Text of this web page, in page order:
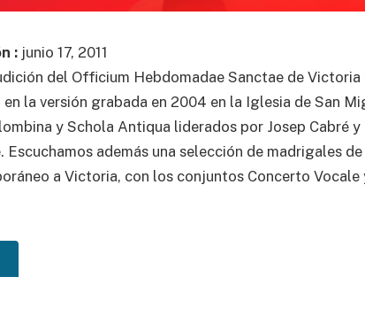
: junio 17, 2011
del Officium Hebdomadae Sanctae de
la versión grabada en 2004 en la Iglesia de San
y Schola Antiqua liderados por Josep Cabré y
Escuchamos además una selección de madrigales
a Victoria, con los conjuntos Concerto Vocale